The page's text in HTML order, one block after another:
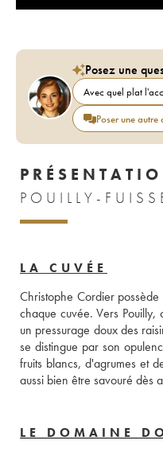
Posez une
Avec quel plat
Poser une autre
POUILLY-
LA CUVÉE
Christophe Cordier
chaque cuvée. Vers
un pressurage doux des
se distingue par son
fruits blancs, d'agrumes et
aussi bien être savouré dès
LE DOMAINE